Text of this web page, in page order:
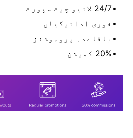
24/7 لائیو چیٹ سپورٹ
فوری ادائیگیاں
باقاعدہ پروموشنز
20% کمیشن